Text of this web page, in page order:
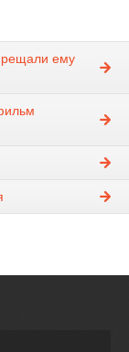
ему